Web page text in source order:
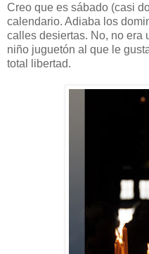
Creo que es sábado (casi
calendario. Adiaba los
calles desiertas. No, no era
niño juguetón al que le
total libertad.